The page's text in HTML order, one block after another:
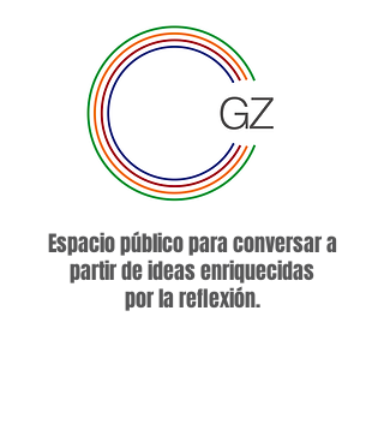
Espacio público para conversar a
partir de ideas enriquecidas
por la reflexión.